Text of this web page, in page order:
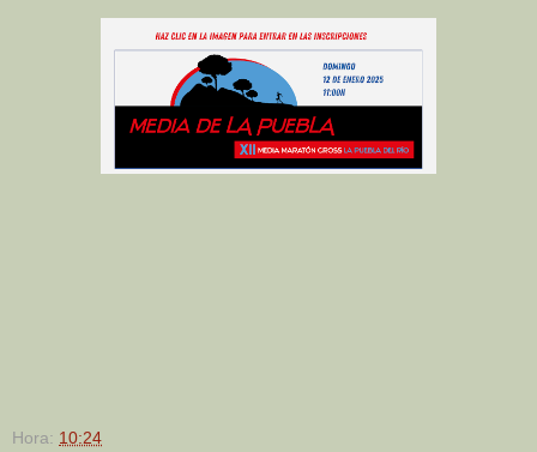
Hora: 10:24